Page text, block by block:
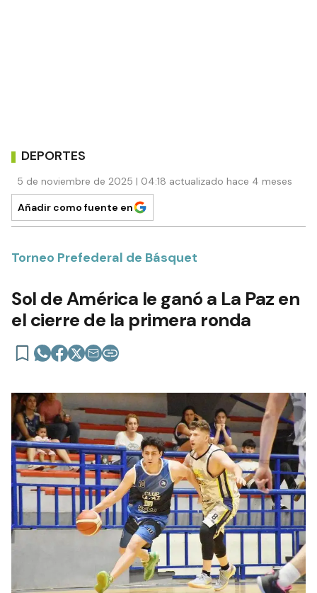
DEPORTES
5 de noviembre de 2025 | 04:18 actualizado hace 4 meses
Añadir como fuente en
Torneo Prefederal de Básquet
Sol de América le ganó a La Paz en
el cierre de la primera ronda